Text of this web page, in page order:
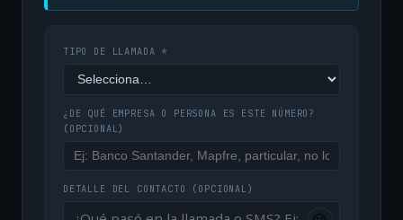
TIPO DE LLAMADA *
¿DE QUÉ EMPRESA O PERSONA ES ESTE NÚMERO?
(OPCIONAL)
DETALLE DEL CONTACTO (OPCIONAL)